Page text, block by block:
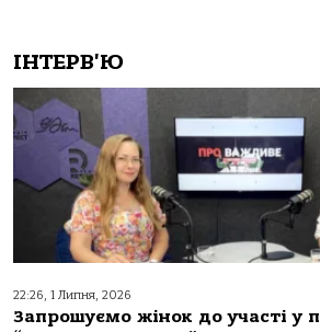
ІНТЕРВ'Ю
22:26, 1 Липня, 2026
Запрошуємо жінок до участі у